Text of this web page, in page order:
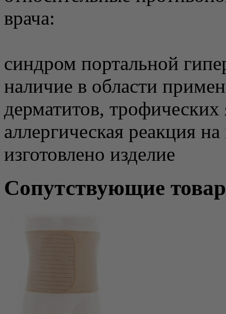
врача:
синдром портальной
наличие в области
дерматитов,
аллергическая реакция
изготовлено изделие
Сопутствующие